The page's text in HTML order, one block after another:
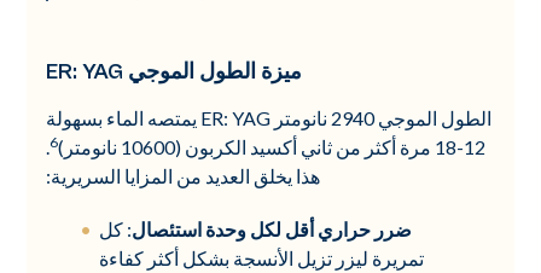
ميزة الطول الموجي ER: YAG
الطول الموجي 2940 نانومتر ER: YAG يمتصه الماء بسهولة
12-18 مرة أكثر من ثاني أكسيد الكربون (10600 نانومتر)
6
.
هذا يخلق العديد من المزايا السريرية:
ضرر حراري أقل لكل وحدة استئصال: كل
تمريرة ليزر تزيل الأنسجة بشكل أكثر كفاءة